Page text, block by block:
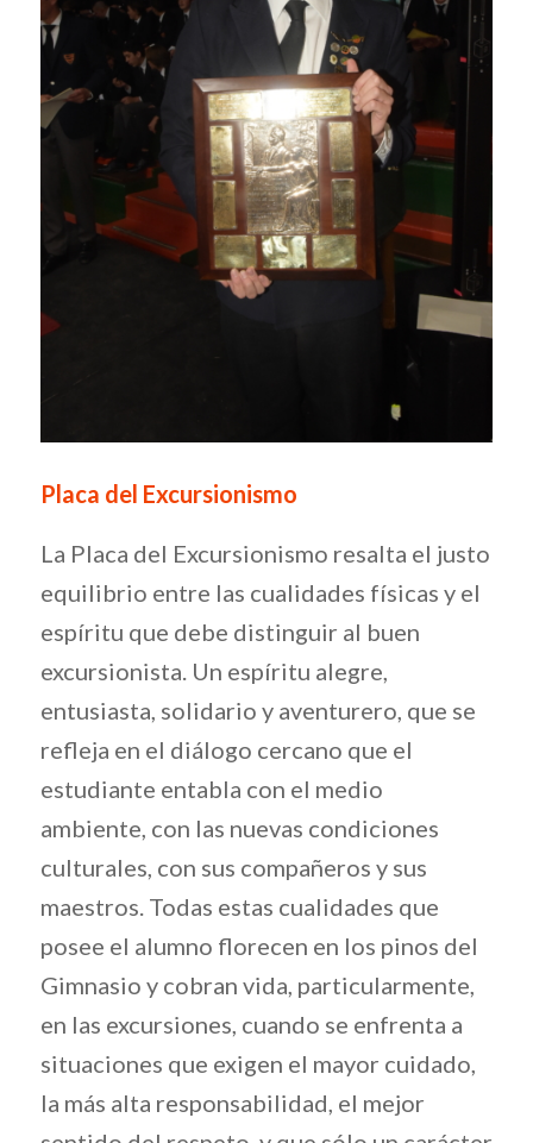
Placa del Excursionismo
La Placa del Excursionismo resalta el justo
equilibrio entre las cualidades físicas y el
espíritu que debe distinguir al buen
excursionista. Un espíritu alegre,
entusiasta, solidario y aventurero, que se
refleja en el diálogo cercano que el
estudiante entabla con el medio
ambiente, con las nuevas condiciones
culturales, con sus compañeros y sus
maestros. Todas estas cualidades que
posee el alumno florecen en los pinos del
Gimnasio y cobran vida, particularmente,
en las excursiones, cuando se enfrenta a
situaciones que exigen el mayor cuidado,
la más alta responsabilidad, el mejor